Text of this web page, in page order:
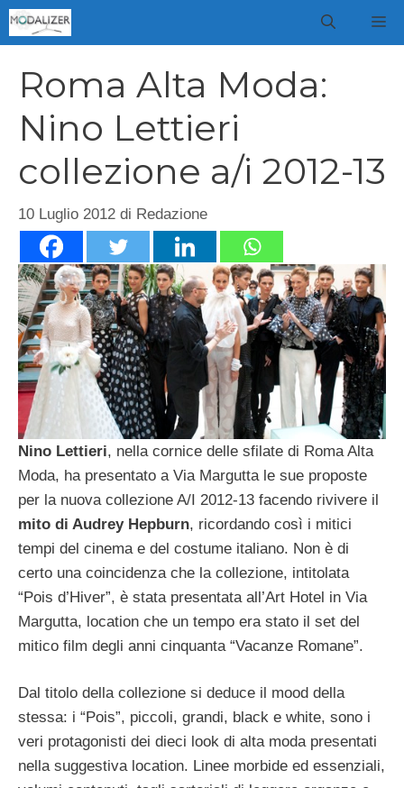
Vai
al
Roma Alta Moda:
Nino Lettieri
collezione a/i 2012-13
10 Luglio 2012 di Redazione
Nino Lettieri, nella cornice delle sfilate di Roma Alta
Moda, ha presentato a Via Margutta le sue proposte
per la nuova collezione A/I 2012-13 facendo rivivere il
mito di Audrey Hepburn, ricordando così i mitici
tempi del cinema e del costume italiano. Non è di
certo una coincidenza che la collezione, intitolata
“Pois d’Hiver”, è stata presentata all’Art Hotel in Via
Margutta, location che un tempo era stato il set del
mitico film degli anni cinquanta “Vacanze Romane”.
Dal titolo della collezione si deduce il mood della
stessa: i “Pois”, piccoli, grandi, black e white, sono i
veri protagonisti dei dieci look di alta moda presentati
nella suggestiva location. Linee morbide ed essenziali,